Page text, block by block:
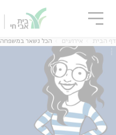
דף הבית אירועים הכל נשאר במשפחה
סגור